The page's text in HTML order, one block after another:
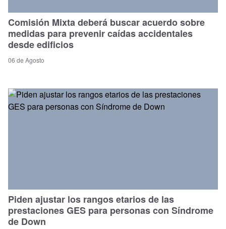
Comisión Mixta deberá buscar acuerdo sobre
medidas para prevenir caídas accidentales
desde edificios
06 de Agosto
Piden ajustar los rangos etarios de las
prestaciones GES para personas con Síndrome
de Down